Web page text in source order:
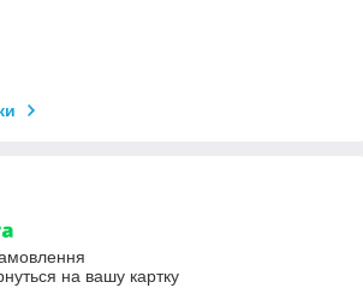
на вашу картку